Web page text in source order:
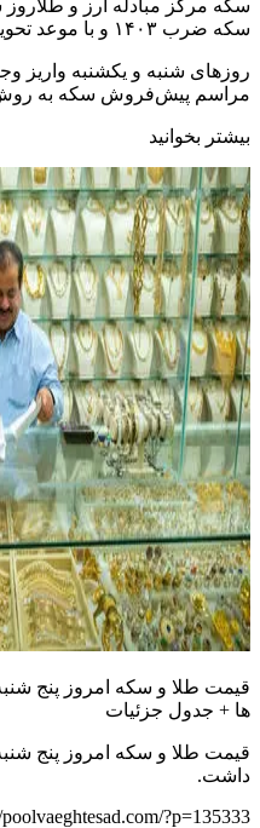
سکه ضرب ۱۴۰۳ و با موعد تحویل ۳۰ بهمن ۱۴۰۴ آغاز می‌شود.
مراسم پیش‌فروش سکه به روش
بیشتر بخوانید
ها + جدول جزئیات
داشت.
?p=135333